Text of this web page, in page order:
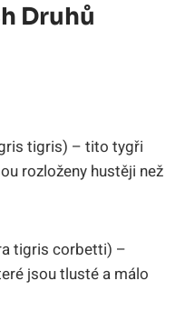
Druhů
tigris) – tito tygři
rozloženy hustěji než
tigris corbetti) –
jsou tlusté a málo